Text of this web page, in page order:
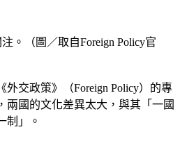
。（圖／取自Foreign Policy官
外交政策》（Foreign Policy）的專
兩國的文化差異太大，與其「一國
制」。